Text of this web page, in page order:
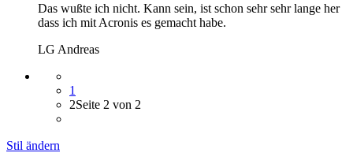
Das wußte ich nicht. Kann sein, ist schon sehr sehr lange her
dass ich mit Acronis es gemacht habe.
LG Andreas
1
2Seite 2 von 2
Stil ändern